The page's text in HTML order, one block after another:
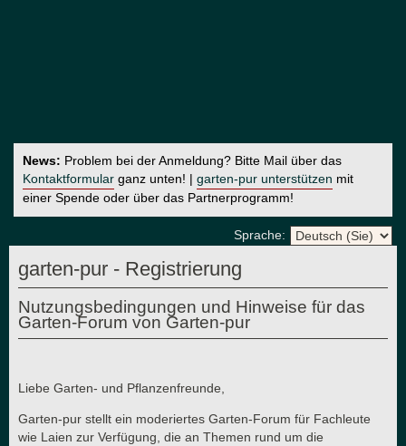
News: Problem bei der Anmeldung? Bitte Mail über das
Kontaktformular ganz unten! | garten-pur unterstützen mit
einer Spende oder über das Partnerprogramm!
Sprache:
garten-pur - Registrierung
Nutzungsbedingungen und Hinweise für das
Garten-Forum von Garten-pur
Liebe Garten- und Pflanzenfreunde,
Garten-pur stellt ein moderiertes Garten-Forum für Fachleute
wie Laien zur Verfügung, die an Themen rund um die